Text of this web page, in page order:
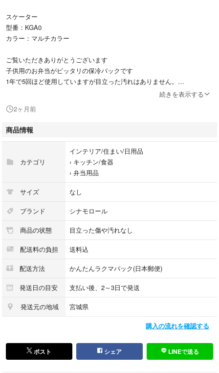
スケーター
型番：KGA0
カラー：マルチカラー
ご覧いただきありがとうございます
子供用のお弁当がピッタリの保冷バックです
1年で5回ほど使用していますが目立った汚れはありません。
よろしくお願いします
#スケーター
#インテリア/住まい/日用品
#キッチン/食器
続きを表示する
2ヶ月前
商品情報
カテゴリ
インテリア/住まい/日用品
› キッチン/食器
› 弁当用品
サイズ なし
ブランド シナモロール
商品の状態 目立った傷や汚れなし
配送料の負担 送料込
配送方法 かんたんラクマパック(日本郵便)
発送日の目安 支払い後、2～3日で発送
発送元の地域 宮城県
購入の流れを確認する
ポスト シェア LINEで送る